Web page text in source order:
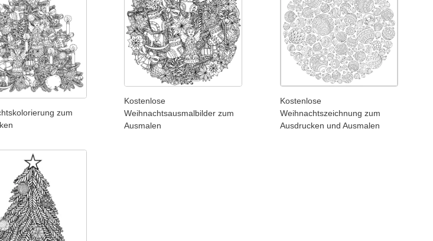
zum
Kostenlose
Weihnachtsausmalbilder zum
Ausmalen
Kostenlose
Weihnachtszeichnung zum
Ausdrucken und Ausmalen